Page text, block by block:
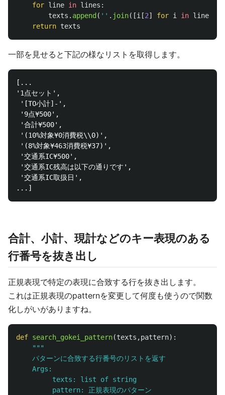
for line in lines :
texts . append ( '' . join([i [2] for i in line
return texts
一部を見せると下記の様なリストを取得します。
[...
'1点セット',
'[TO小計]-',
'9点¥500',
'合計¥500',
'(10%対象¥0消費税\\0)',
'(8%対象¥463消費税¥37)',
'交通系IC¥500',
'交通系IC残高は以下の通りです',
'交通系IC取扱日',
合計、小計、現計などのキー表現のある
行番号を抜き出し
正規表現で特定の表現に合致する行を抜き出します。
これは正規表現のpatternを変更して何度も使うので関数
化しがいがありますね。
def search_gokei_pattern(texts ,pattern):
"""
    パターンに合致する行番号のリストを返す
    Args:
         texts: list of string
         pattern: 正規表現のパターン